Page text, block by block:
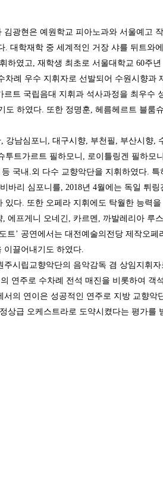
광현은 예원학교 피아노과와 서울예고 작
대학재학 중 세계적인 거장 샤를 뒤트와에
하였고, 재학생 최초로 서울대학교 60주년
차례 우수 지휘자로 선발되어 수원시향과
트 국립음대 지휘과 석사과정을 최우수
도 하였다. 또한 정명훈, 헤름헤르트 블룸슈
남심포니, 대구시향, 부천필, 부산시향,
트가르트 필하모니, 로이틀링겐 필하모니,
국내.외 다수 교향악단을 지휘하였다. 특
바리 심포니를, 2018년 4월에는 독일 튀링
다. 또한 오페라 지휘에도 탁월한 능력을
에프게니 오네긴, 카르멘, 까발레리아 루스
트’ 공연에서는 대전예술의전당 제작오페
이끌어내기도 하였다.
시립교향악단의 음악감독 겸 상임지휘자
연주로 수차례 전석 매진을 비롯하여 객석
의 연이은 성공적인 연주로 지방 교향악
상급 오케스트라로 도약시켰다는 평가를